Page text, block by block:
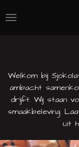
direct
Welkom bij
ambacht
drijft. Wij staan
smaakbeleving.
uit